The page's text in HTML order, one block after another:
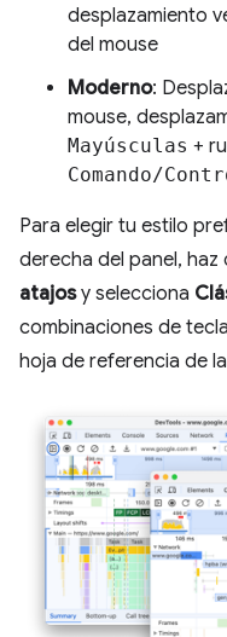
desplazamiento
del mouse
Moderno:
mouse,
Mayúsculas +
Comando/
Para elegir tu estilo
derecha del panel, haz
atajosy selecciona
combinaciones de
hoja de referencia de